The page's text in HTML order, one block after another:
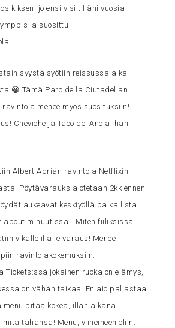
jo ensi visiitilläni vuosia
ja suosittu
syystä syötiin reissussa aika
😀 Tämä Parc de la Ciutadellan
menee myös suosituksiin!
Cheviche ja Taco del Ancla ihan
Albert Adrián ravintola Netflixin
Pöytävarauksia otetaan 2kk ennen
aukeavat keskiyöllä paikallista
about minuutissa… Miten fiiliksissä
vikalle illalle varaus! Menee
ravintolakokemuksiin.
Tickets:ssä jokainen ruoka on elämys,
on vähän taikaa. En aio paljastaa
menu pitää kokea, illan aikana
tahansa! Menu, viineineen oli n.